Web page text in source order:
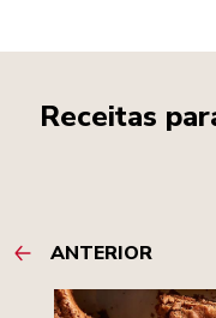
Receitas
ANTERIOR